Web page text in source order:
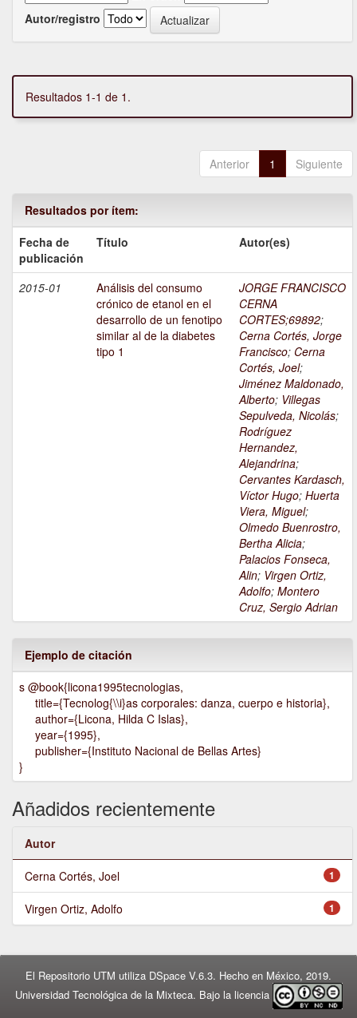
Autor/registro
Resultados 1-1 de 1.
Anterior 1 Siguiente
Resultados por ítem:
Fecha de
publicación
Título Autor(es)
2015-01
Análisis del consumo
crónico de etanol en el
desarrollo de un fenotipo
similar al de la diabetes
tipo 1
JORGE FRANCISCO
CERNA
CORTES;69892;
Cerna Cortés, Jorge
Francisco; Cerna
Cortés, Joel;
Jiménez Maldonado,
Alberto; Villegas
Sepulveda, Nicolás;
Rodríguez
Hernandez,
Alejandrina;
Cervantes Kardasch,
Víctor Hugo; Huerta
Viera, Miguel;
Olmedo Buenrostro,
Bertha Alicia;
Palacios Fonseca,
Alin; Virgen Ortiz,
Adolfo; Montero
Cruz, Sergio Adrian
Ejemplo de citación
s @book{licona1995tecnologias,
title={Tecnolog{\\i}as corporales: danza, cuerpo e historia},
author={Licona, Hilda C Islas},
year={1995},
publisher={Instituto Nacional de Bellas Artes}
}
Añadidos recientemente
Autor
1
Cerna Cortés, Joel
1
Virgen Ortiz, Adolfo
El Repositorio UTM utiliza DSpace V.6.3. Hecho en México, 2019.
Universidad Tecnológica de la Mixteca. Bajo la licencia